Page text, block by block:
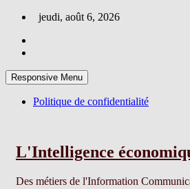
Skip
content
jeudi, août 6, 2026
Responsive Menu
Politique de confidentialité
L'Intelligence
Des métiers de l'Information